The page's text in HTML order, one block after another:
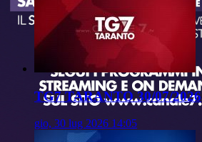
TG7 TARANTO 30/07/2026
gio, 30 lug 2026 14:05